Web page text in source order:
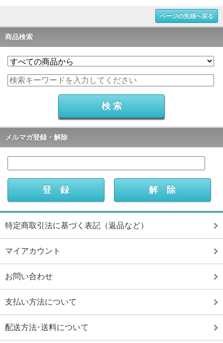
ページの先頭へ戻る
商品検索
メルマガ登録・解除
特定商取引法に基づく表記（返品など）
マイアカウント
お問い合わせ
支払い方法について
配送方法･送料について